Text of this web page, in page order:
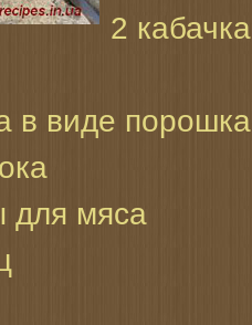
2
в виде порошка
для мяса